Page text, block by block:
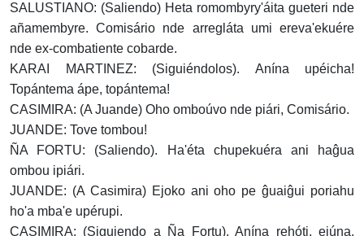
SALUSTIANO: (Saliendo) Heta romombyry'áita gueteri nde
añamembyre. Comisário nde arregláta umi ereva'ekuére
nde ex-combatiente cobarde.
KARAI MARTINEZ: (Siguiéndolos). Anína upéicha!
Topántema ápe, topántema!
CASIMIRA: (A Juande) Oho omboúvo nde piári, Comisário.
JUANDE: Tove tombou!
ÑA FORTU: (Saliendo). Ha'éta chupekuéra ani haĝua
ombou ipiári.
JUANDE: (A Casimira) Ejoko ani oho pe ĝuaiĝui poriahu
ho'a mba'e upérupi.
CASIMIRA: (Siguiendo a Ña Fortu). Anína rehóti, ejúna.